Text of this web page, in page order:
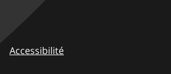
Accessibilité